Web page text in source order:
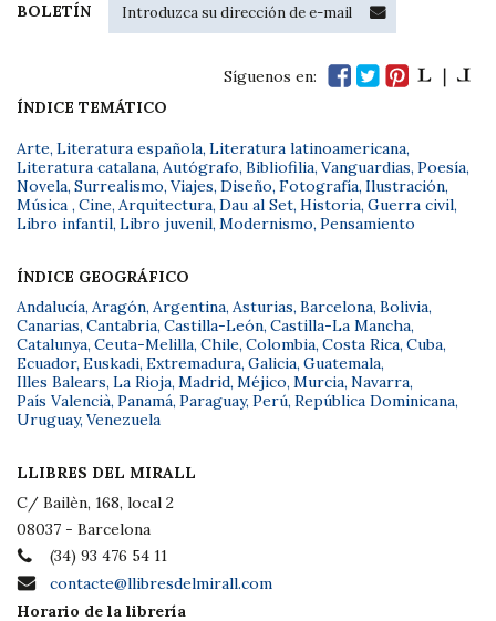
BOLETÍN
Síguenos en:
ÍNDICE TEMÁTICO
Arte, Literatura española, Literatura latinoamericana,
Literatura catalana, Autógrafo, Bibliofilia, Vanguardias, Poesía,
Novela, Surrealismo, Viajes, Diseño, Fotografía, Ilustración,
Música , Cine, Arquitectura, Dau al Set, Historia, Guerra civil,
Libro infantil, Libro juvenil, Modernismo, Pensamiento
ÍNDICE GEOGRÁFICO
Andalucía, Aragón, Argentina, Asturias, Barcelona, Bolivia,
Canarias, Cantabria, Castilla-León, Castilla-La Mancha,
Catalunya, Ceuta-Melilla, Chile, Colombia, Costa Rica, Cuba,
Ecuador, Euskadi, Extremadura, Galicia, Guatemala,
Illes Balears, La Rioja, Madrid, Méjico, Murcia, Navarra,
País Valencià, Panamá, Paraguay, Perú, República Dominicana,
Uruguay, Venezuela
LLIBRES DEL MIRALL
C/ Bailèn, 168, local 2
08037 - Barcelona
(34) 93 476 54 11
contacte@llibresdelmirall.com
Horario de la librería